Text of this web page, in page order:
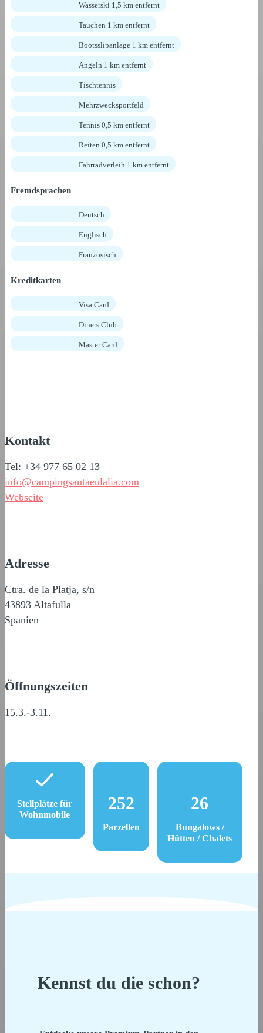
Wasserski 1,5 km entfernt
Tauchen 1 km entfernt
Bootsslipanlage 1 km entfernt
Angeln 1 km entfernt
Tischtennis
Mehrzwecksportfeld
Tennis 0,5 km entfernt
Reiten 0,5 km entfernt
Fahrradverleih 1 km entfernt
Fremdsprachen
Deutsch
Englisch
Französisch
Kreditkarten
Visa Card
Diners Club
Master Card
Kontakt
Tel: +34 977 65 02 13
info@campingsantaeulalia.com
Webseite
Adresse
Ctra. de la Platja, s/n
43893 Altafulla
Spanien
Öffnungszeiten
15.3.-3.11.
Stellplätze für
Wohnmobile
252
Parzellen
26
Bungalows /
Hütten / Chalets
Kennst du die schon?